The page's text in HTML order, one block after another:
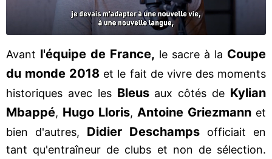
Avant l'équipe de France, le sacre à la Coupe
du monde 2018 et le fait de vivre des moments
historiques avec les Bleus aux côtés de Kylian
Mbappé, Hugo Lloris, Antoine Griezmann et
bien d'autres, Didier Deschamps
officiait en
tant qu'entraîneur de clubs et non de sélection.